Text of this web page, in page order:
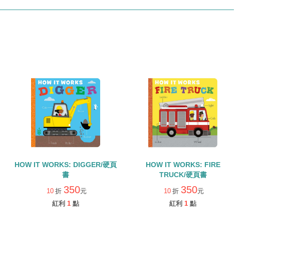
HOW IT WORKS: DIGGER/硬頁
書
10 折 350元
紅利 1 點
HOW IT WORKS: FIRE
TRUCK/硬頁書
10 折 350元
紅利 1 點